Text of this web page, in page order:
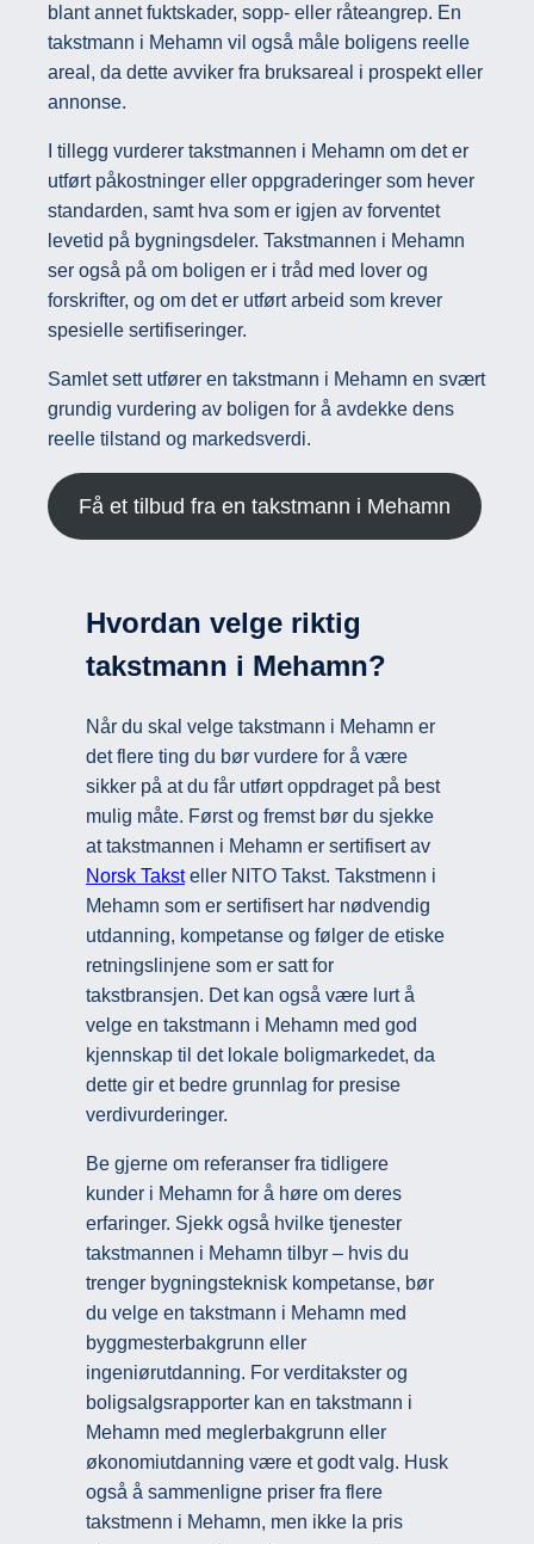
blant annet fuktskader, sopp- eller råteangrep. En
takstmann i Mehamn vil også måle boligens reelle
areal, da dette avviker fra bruksareal i prospekt eller
annonse.
I tillegg vurderer takstmannen i Mehamn om det er
utført påkostninger eller oppgraderinger som hever
standarden, samt hva som er igjen av forventet
levetid på bygningsdeler. Takstmannen i Mehamn
ser også på om boligen er i tråd med lover og
forskrifter, og om det er utført arbeid som krever
spesielle sertifiseringer.
Samlet sett utfører en takstmann i Mehamn en svært
grundig vurdering av boligen for å avdekke dens
reelle tilstand og markedsverdi.
Få et tilbud fra en takstmann i Mehamn
Hvordan velge riktig
takstmann i Mehamn?
Når du skal velge takstmann i Mehamn er
det flere ting du bør vurdere for å være
sikker på at du får utført oppdraget på best
mulig måte. Først og fremst bør du sjekke
at takstmannen i Mehamn er sertifisert av
Norsk Taksteller NITO Takst. Takstmenn i
Mehamn som er sertifisert har nødvendig
utdanning, kompetanse og følger de etiske
retningslinjene som er satt for
takstbransjen. Det kan også være lurt å
velge en takstmann i Mehamn med god
kjennskap til det lokale boligmarkedet, da
dette gir et bedre grunnlag for presise
verdivurderinger.
Be gjerne om referanser fra tidligere
kunder i Mehamn for å høre om deres
erfaringer. Sjekk også hvilke tjenester
takstmannen i Mehamn tilbyr – hvis du
trenger bygningsteknisk kompetanse, bør
du velge en takstmann i Mehamn med
byggmesterbakgrunn eller
ingeniørutdanning. For verditakster og
boligsalgsrapporter kan en takstmann i
Mehamn med meglerbakgrunn eller
økonomiutdanning være et godt valg. Husk
også å sammenligne priser fra flere
takstmenn i Mehamn, men ikke la pris